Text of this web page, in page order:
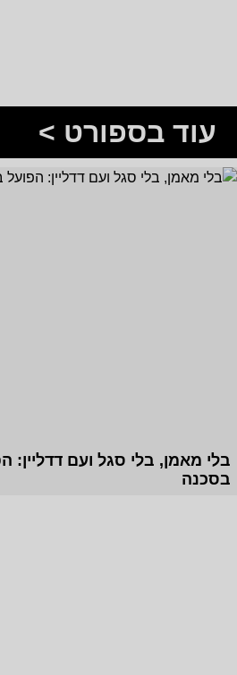
עוד בספורט >
בלי מאמן, בלי סגל ועם דדליין:
בסכנה